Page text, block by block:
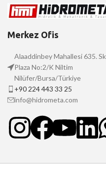
Merkez Ofis
Alaaddinbey Mahallesi 635.
Plaza No:2/K Niltim
Nilüfer/Bursa/Türkiye
+90 224 443 33 25
info@hidrometa.com